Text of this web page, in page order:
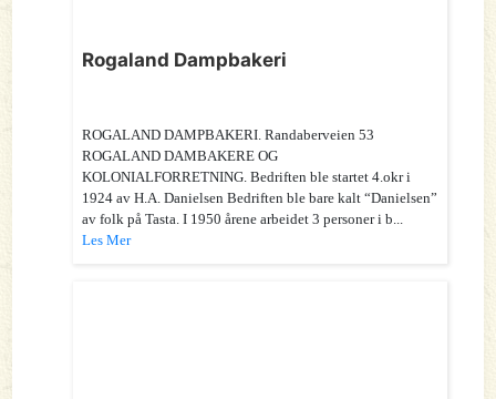
Rogaland Dampbakeri
ROGALAND DAMPBAKERI. Randaberveien 53
ROGALAND DAMBAKERE OG
KOLONIALFORRETNING. Bedriften ble startet 4.okr i
1924 av H.A. Danielsen Bedriften ble bare kalt “Danielsen”
av folk på Tasta. I 1950 årene arbeidet 3 personer i b...
Les Mer